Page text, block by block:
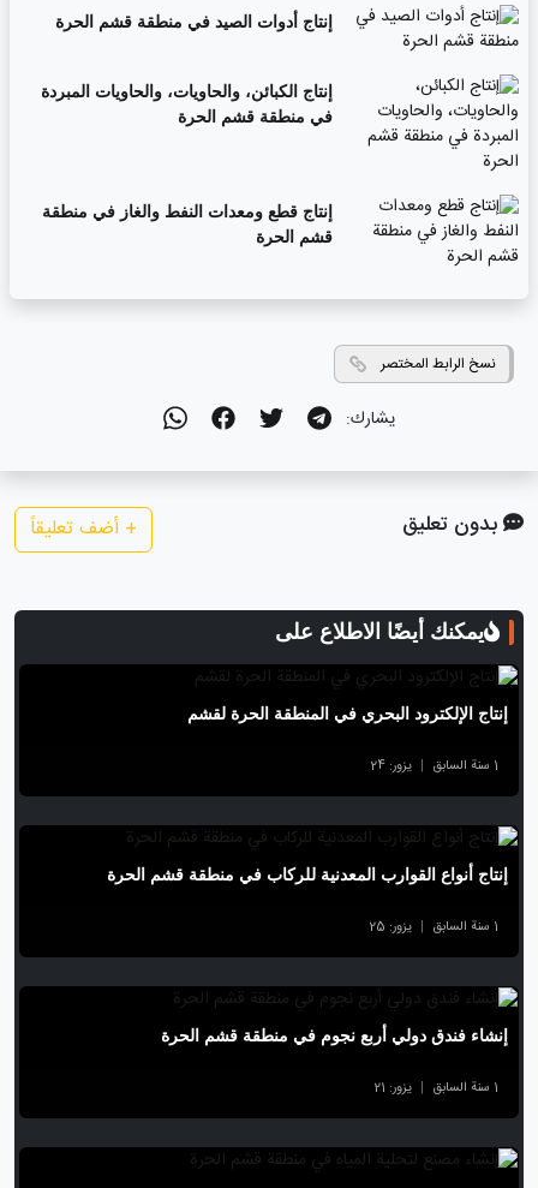
إنتاج أدوات الصيد في منطقة قشم الحرة
إنتاج الكبائن، والحاويات، والحاويات المبردة
في منطقة قشم الحرة
إنتاج قطع ومعدات النفط والغاز في منطقة
قشم الحرة
نسخ الرابط المختصر
يشارك:
بدون تعليق + أضف تعليقاً
يمكنك أيضًا الاطلاع على
إنتاج الإلكترود البحري في المنطقة الحرة لقشم
1 سنة السابق | يزور: 24
إنتاج أنواع القوارب المعدنية للركاب في منطقة قشم الحرة
1 سنة السابق | يزور: 25
إنشاء فندق دولي أربع نجوم في منطقة قشم الحرة
1 سنة السابق | يزور: 21